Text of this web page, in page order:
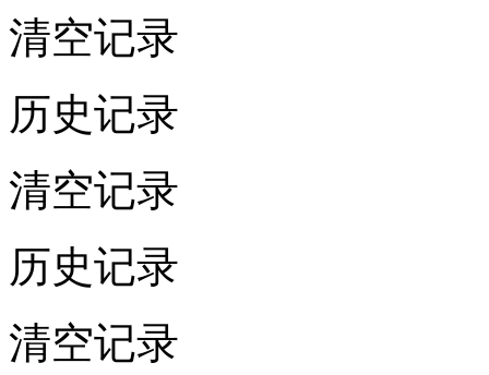
清空记录
历史记录
清空记录
历史记录
清空记录